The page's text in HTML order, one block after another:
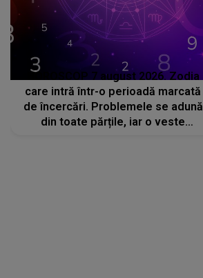
HOROSCOP 7 august 2026. Zodia
care intră într-o perioadă marcată
de încercări. Problemele se adună
din toate părțile, iar o veste